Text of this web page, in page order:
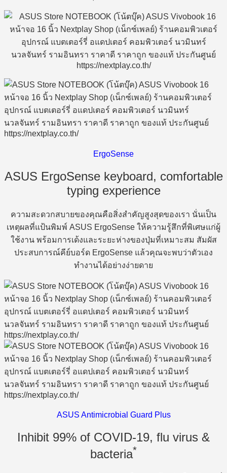
ErgoSense
ASUS ErgoSense keyboard, comfortable
typing experience
ความสะดวกสบายของคุณคือสิ่งสำคัญสูงสุดของเรา นั่นเป็น
เหตุผลที่แป้นพิมพ์ ASUS ErgoSense ให้ความรู้สึกที่พิเศษแก่ผู้
ใช้งาน พร้อมการเด้งและระยะห่างของปุ่มที่เหมาะสม สัมผัส
ประสบการณ์คีย์บอร์ด ErgoSense แล้วคุณจะพบว่าตัวเอง
ทำงานได้อย่างง่ายดาย
ASUS Antimicrobial Guard Plus
Inhibit 99% of COVID-19, flu virus &
bacteria*